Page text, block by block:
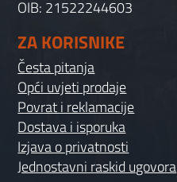
OIB: 21522244603
ZA KORISNIKE
Česta pitanja
Opći uvjeti prodaje
Povrat i reklamacije
Dostava i isporuka
Izjava o privatnosti
Jednostavni raskid ugovora